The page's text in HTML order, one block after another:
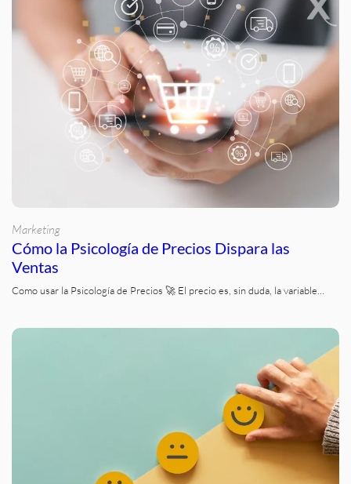
Marketing
Cómo la Psicología de Precios Dispara las
Ventas
Como usar la Psicología de Precios 🚀 El precio es, sin duda, la variable…